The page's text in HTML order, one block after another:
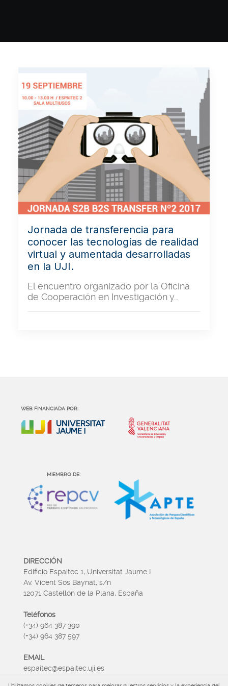
Jornada de transferencia para
conocer las tecnologías de realidad
virtual y aumentada desarrolladas
en la UJI.
El encuentro organizado por la Oficina
de Cooperación en Investigación y…
WEB FINANCIADA POR:
MIEMBRO DE:
DIRECCIÓN
Edificio Espaitec 1, Universitat Jaume I
Av. Vicent Sos Baynat, s/n
12071 Castellón de la Plana, España
Teléfonos
(+34) 964 387 390
(+34) 964 387 597
EMAIL
espaitec@espaitec.uji.es